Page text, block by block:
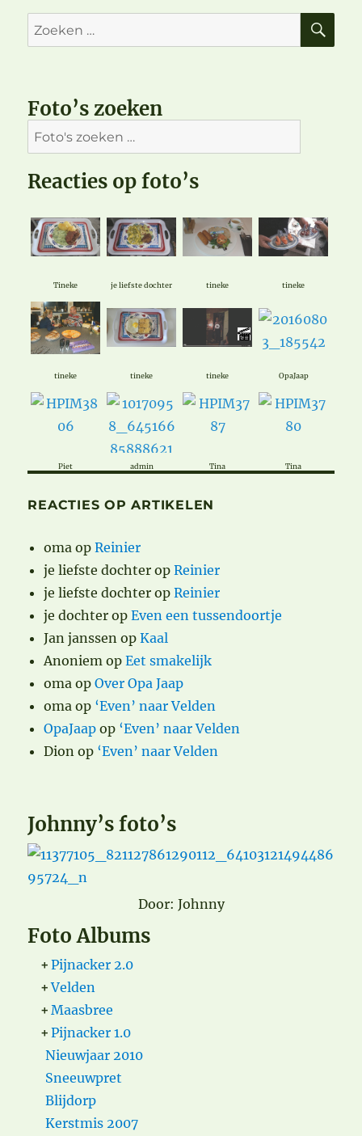
Zoeken
naar:
Foto’s zoeken
Reacties op foto’s
Tineke je liefste dochter tineke tineke
tineke tineke tineke OpaJaap
Piet admin Tina Tina
REACTIES OP ARTIKELEN
oma opReinier
je liefste dochter opReinier
je liefste dochter opReinier
je dochter opEven een tussendoortje
Jan janssen opKaal
Anoniem opEet smakelijk
oma opOver Opa Jaap
oma op ‘Even’ naar Velden
OpaJaap op ‘Even’ naar Velden
Dion op ‘Even’ naar Velden
Johnny’s foto’s
Door: Johnny
Foto Albums
+ Pijnacker 2.0
+ Velden
+ Maasbree
+ Pijnacker 1.0
Nieuwjaar 2010
Sneeuwpret
Blijdorp
Kerstmis 2007